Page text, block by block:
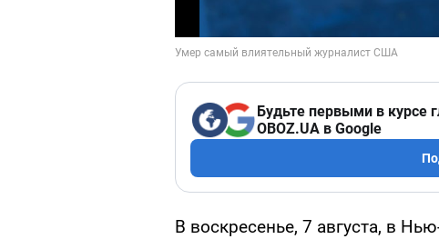
Будьте первыми в курсе
OBOZ.UA в Google
В воскресенье, 7 августа, в